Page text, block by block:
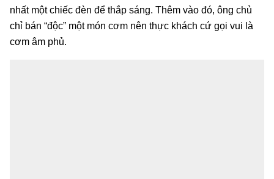
nhất một chiếc đèn để thắp sáng. Thêm vào đó, ông chủ
chỉ bán “độc” một món cơm nên thực khách cứ gọi vui là
cơm âm phủ.